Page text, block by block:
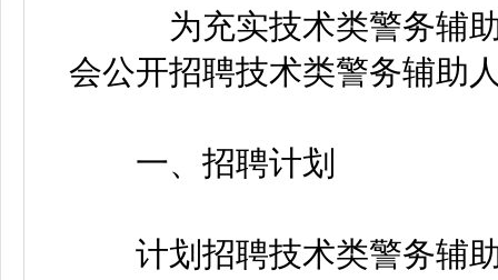
为充实技术类警务辅助
会公开招聘技术类警务辅助
一、招聘计划
计划招聘技术类警务辅助